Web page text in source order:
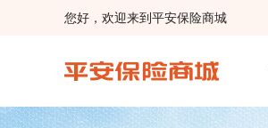
您好，欢迎来到平安保险商城